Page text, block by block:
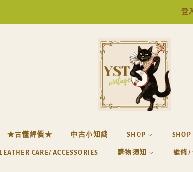
登
★古懂評價★ 中古小知識 SHOP SHOP
LEATHER CARE/ ACCESSORIES 購物須知 維修/